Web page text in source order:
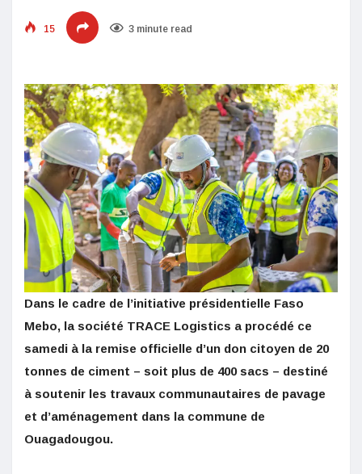
15 3 minute read
Dans le cadre de l’initiative présidentielle Faso
Mebo, la société TRACE Logistics a procédé ce
samedi à la remise officielle d’un don citoyen de 20
tonnes de ciment – soit plus de 400 sacs – destiné
à soutenir les travaux communautaires de pavage
et d’aménagement dans la commune de
Ouagadougou.